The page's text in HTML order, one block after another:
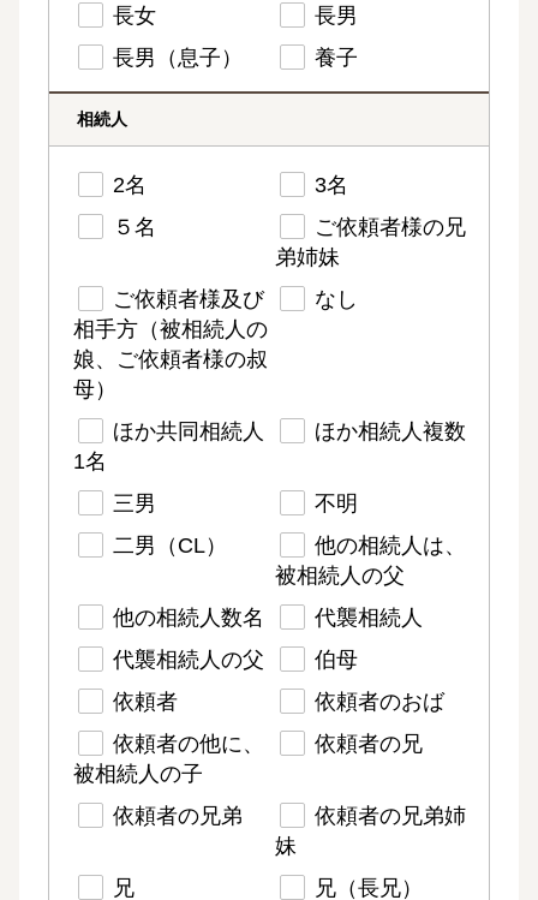
長女
長男
長男（息子）
養子
相続人
2名
3名
５名
ご依頼者様の兄
弟姉妹
ご依頼者様及び
相手方（被相続人の
娘、ご依頼者様の叔
母）
なし
ほか共同相続人
1名
ほか相続人複数
三男
不明
二男（CL）
他の相続人は、
被相続人の父
他の相続人数名
代襲相続人
代襲相続人の父
伯母
依頼者
依頼者のおば
依頼者の他に、
被相続人の子
依頼者の兄
依頼者の兄弟
依頼者の兄弟姉
妹
兄
兄（長兄）